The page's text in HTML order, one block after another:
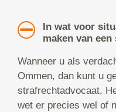
In wat voor
maken van
Wanneer u als
Ommen, dan kunt u
strafrechtadvocaat.
wet er precies wel of